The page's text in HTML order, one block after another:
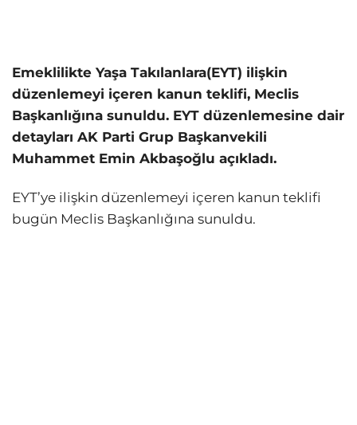
Emeklilikte Yaşa Takılanlara(EYT) ilişkin
düzenlemeyi içeren kanun teklifi, Meclis
Başkanlığına sunuldu. EYT düzenlemesine dair
detayları AK Parti Grup Başkanvekili
Muhammet Emin Akbaşoğlu açıkladı.
EYT’ye ilişkin düzenlemeyi içeren kanun teklifi
bugün Meclis Başkanlığına sunuldu.